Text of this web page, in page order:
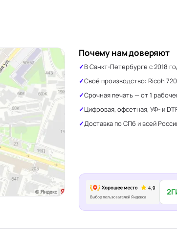
Почему нам доверяют
В Санкт-Петербурге с 2018
Своё производство: Ricoh
Срочная печать — от 1
Цифровая, офсетная, УФ- и
Доставка по СПб и всей